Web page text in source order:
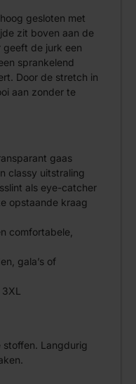
gesloten met
zit boven aan de
geeft de jurk een
sprankelend
Door de stretch in
aan zonder te
gaas
classy uitstraling
als eye-catcher
opstaande kraag
comfortabele,
gala’s of
Langdurig